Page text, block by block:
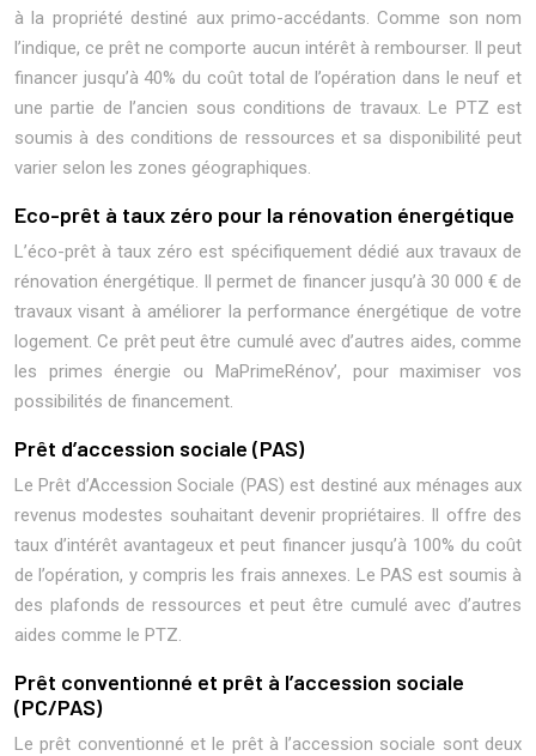
à la propriété destiné aux primo-accédants. Comme son nom
l’indique, ce prêt ne comporte aucun intérêt à rembourser. Il peut
financer jusqu’à 40% du coût total de l’opération dans le neuf et
une partie de l’ancien sous conditions de travaux. Le PTZ est
soumis à des conditions de ressources et sa disponibilité peut
varier selon les zones géographiques.
Eco-prêt à taux zéro pour la rénovation énergétique
L’éco-prêt à taux zéro est spécifiquement dédié aux travaux de
rénovation énergétique. Il permet de financer jusqu’à 30 000 € de
travaux visant à améliorer la performance énergétique de votre
logement. Ce prêt peut être cumulé avec d’autres aides, comme
les primes énergie ou MaPrimeRénov’, pour maximiser vos
possibilités de financement.
Prêt d’accession sociale (PAS)
Le Prêt d’Accession Sociale (PAS) est destiné aux ménages aux
revenus modestes souhaitant devenir propriétaires. Il offre des
taux d’intérêt avantageux et peut financer jusqu’à 100% du coût
de l’opération, y compris les frais annexes. Le PAS est soumis à
des plafonds de ressources et peut être cumulé avec d’autres
aides comme le PTZ.
Prêt conventionné et prêt à l’accession sociale
(PC/PAS)
Le prêt conventionné et le prêt à l’accession sociale sont deux